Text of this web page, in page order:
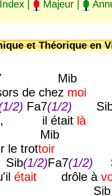
Index | Majeur |
et Théorique en
Mib
de chez moi
2) Fa7(1/2)
, il était là
Mib
le trottoir
(1/2)Fa7(1/2)
était drôle à
Sib